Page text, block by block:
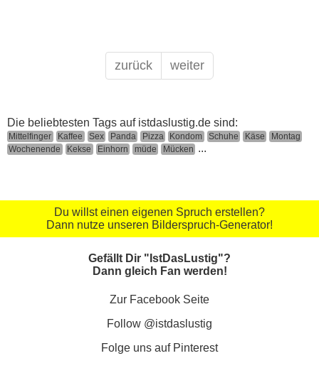
zurück weiter
Die beliebtesten Tags auf istdaslustig.de sind:
Mittelfinger Kaffee Sex Panda Pizza Kondom Schuhe Käse
Montag
Wochenende
Kekse Einhorn müde Mücken ...
Du willst einen eigenen Spruch erstellen?
Dann nutze unseren Bilderspruch-Generator!
Gefällt Dir "IstDasLustig"?
Dann gleich Fan werden!
Zur Facebook Seite
Follow @istdaslustig
Folge uns auf Pinterest